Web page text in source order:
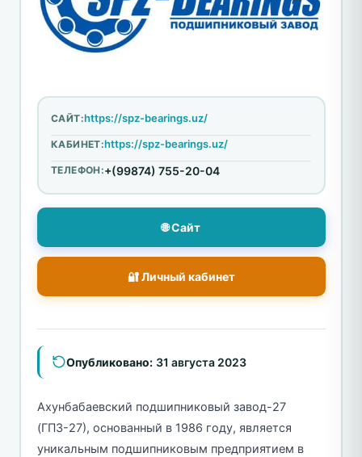
САЙТ:https://spz-bearings.uz/
КАБИНЕТ:https://spz-bearings.uz/
ТЕЛЕФОН:+(99874) 755-20-04
🌐 Сайт
🔐 Личный кабинет
Опубликовано: 31 августа 2023
Ахунбабаевский подшипниковый завод-27
(ГПЗ-27), основанный в 1986 году, является
уникальным подшипниковым предприятием в